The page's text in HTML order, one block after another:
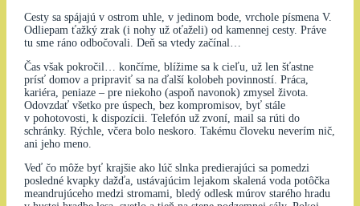
Cesty sa spájajú v ostrom uhle, v jedinom bode, vrchole písmena V.
Odliepam ťažký zrak (i nohy už oťaželi) od kamennej cesty. Práve
tu sme ráno odbočovali. Deň sa vtedy začínal…
Čas však pokročil… končíme, blížime sa k cieľu, už len šťastne
prísť domov a pripraviť sa na ďalší kolobeh povinností. Práca,
kariéra, peniaze – pre niekoho (aspoň navonok) zmysel života.
Odovzdať všetko pre úspech, bez kompromisov, byť stále
v pohotovosti, k dispozícii. Telefón už zvoní, mail sa rúti do
schránky. Rýchle, včera bolo neskoro. Takému človeku neverím nič,
ani jeho meno.
Veď čo môže byť krajšie ako lúč slnka predierajúci sa pomedzi
posledné kvapky dažďa, ustávajúcim lejakom skalená voda potôčka
meandrujúceho medzi stromami, bledý odlesk múrov starého hradu